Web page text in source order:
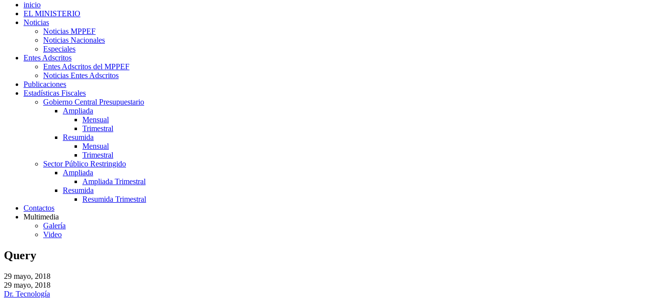
inicio
EL MINISTERIO
Noticias
Noticias MPPEF
Noticias Nacionales
Especiales
Entes Adscritos
Entes Adscritos del MPPEF
Noticias Entes Adscritos
Publicaciones
Estadísticas Fiscales
Gobierno Central Presupuestario
Ampliada
Mensual
Trimestral
Resumida
Mensual
Trimestral
Sector Público Restringido
Ampliada
Ampliada Trimestral
Resumida
Resumida Trimestral
Contactos
Multimedia
Galería
Video
Query
29 mayo, 2018
29 mayo, 2018
Dr. Tecnología